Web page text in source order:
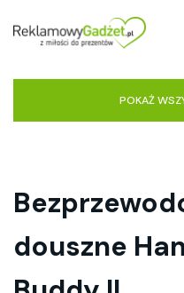
POKAŻ
douszne